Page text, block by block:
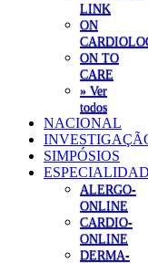
LINK
ON
ON TO
CARE
» Ver
todos
NACIONAL
SIMPÓSIOS
ALERGO-
ONLINE
CARDIO-
ONLINE
DERMA-